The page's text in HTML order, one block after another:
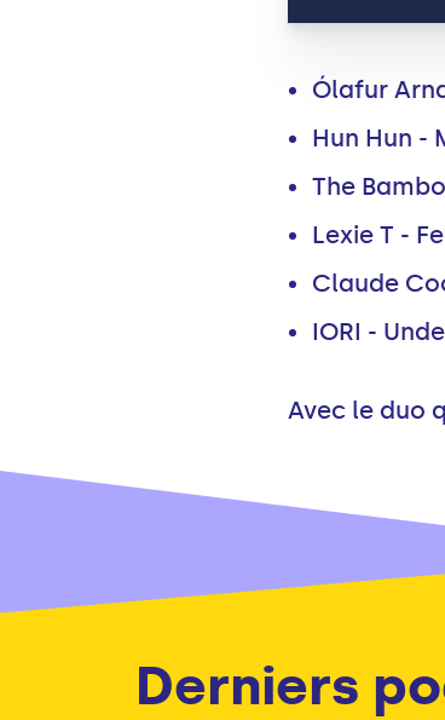
Ólafur
Hun Hun -
The
Lexie T -
Claude
IORI -
Avec le duo
Derniers